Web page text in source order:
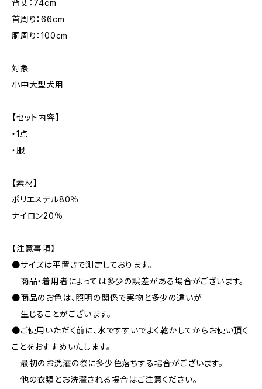
背丈：74cm
首周り：66cm
胴周り：100cm
対象
小中大型犬用
【セット内容】
・1点
・服
【素材】
ポリエステル80％
ナイロン20％
【注意事項】
●サイズは平置きで測定しております。
商品・着用者によっては多少の誤差がある場合がございます。
●商品のお色は、照明の関係で実物と多少の違いが
生じることがございます。
●ご使用いただく前に、水ですすいでよく乾かしてからお使い頂く
ことをおすすめいたします。
最初のお洗濯の際に多少色落ちする場合がございます。
他の衣類とお洗濯される場合はご注意ください。